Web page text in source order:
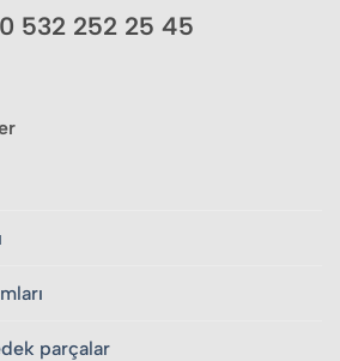
532 252 25 45
parçalar